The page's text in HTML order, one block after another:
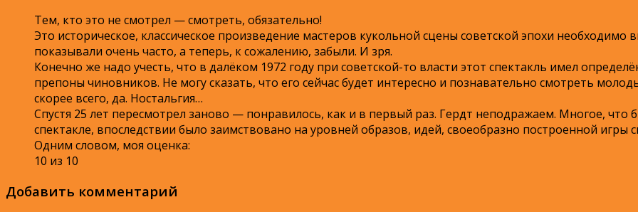
Тем, кто это не смотрел — смотреть, обязательно!
Это историческое, классическое произведение мастеров кукольной сцены советской эпохи необходимо
показывали очень часто, а теперь, к сожалению, забыли. И зря.
Конечно же надо учесть, что в далёком 1972 году при советской-то власти этот спектакль имел
препоны чиновников. Не могу сказать, что его сейчас будет интересно и познавательно смотреть
скорее всего, да. Ностальгия…
Спустя 25 лет пересмотрел заново — понравилось, как и в первый раз. Гердт неподражаем. Многое, что
спектакле, впоследствии было заимствовано на уровней образов, идей, своеобразно построенной игры
Одним словом, моя оценка:
10 из 10
Добавить комментарий